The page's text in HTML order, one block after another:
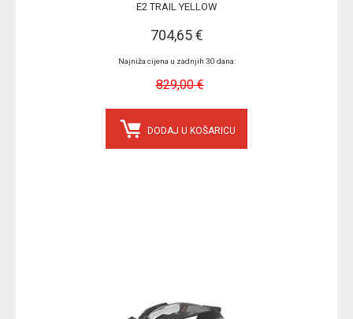
E2 TRAIL YELLOW
704,65 €
Najniža cijena u zadnjih 30 dana:
829,00 €
DODAJ U KOŠARICU